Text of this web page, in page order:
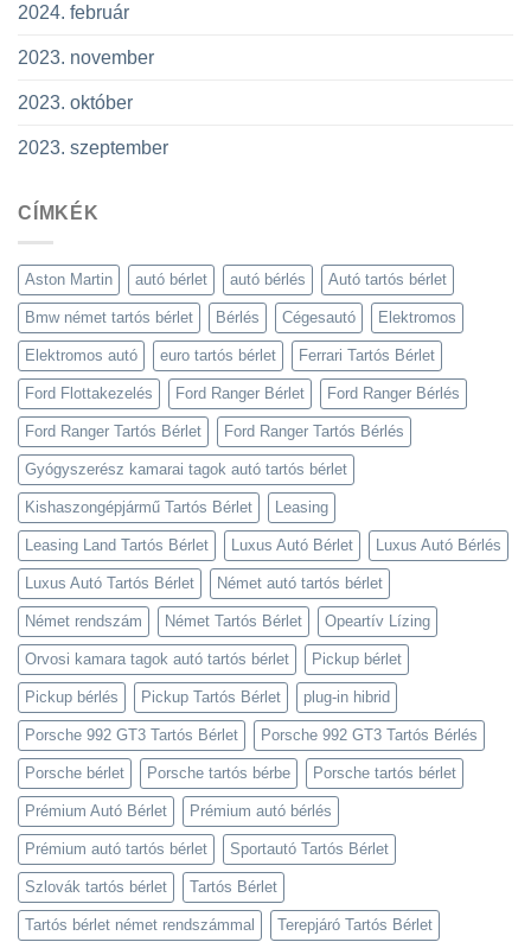
2024. február
2023. november
2023. október
2023. szeptember
CÍMKÉK
Aston Martin autó bérlet autó bérlés Autó tartós bérlet
Bmw német tartós bérlet Bérlés Cégesautó Elektromos
Elektromos autó euro tartós bérlet Ferrari Tartós Bérlet
Ford Flottakezelés Ford Ranger Bérlet Ford Ranger Bérlés
Ford Ranger Tartós Bérlet Ford Ranger Tartós Bérlés
Gyógyszerész kamarai tagok autó tartós bérlet
Kishaszongépjármű Tartós Bérlet Leasing
Leasing Land Tartós Bérlet Luxus Autó Bérlet Luxus Autó Bérlés
Luxus Autó Tartós Bérlet Német autó tartós bérlet
Német rendszám Német Tartós Bérlet Opeartív Lízing
Orvosi kamara tagok autó tartós bérlet Pickup bérlet
Pickup bérlés Pickup Tartós Bérlet plug-in hibrid
Porsche 992 GT3 Tartós Bérlet Porsche 992 GT3 Tartós Bérlés
Porsche bérlet Porsche tartós bérbe Porsche tartós bérlet
Prémium Autó Bérlet Prémium autó bérlés
Prémium autó tartós bérlet Sportautó Tartós Bérlet
Szlovák tartós bérlet Tartós Bérlet
Tartós bérlet német rendszámmal Terepjáró Tartós Bérlet